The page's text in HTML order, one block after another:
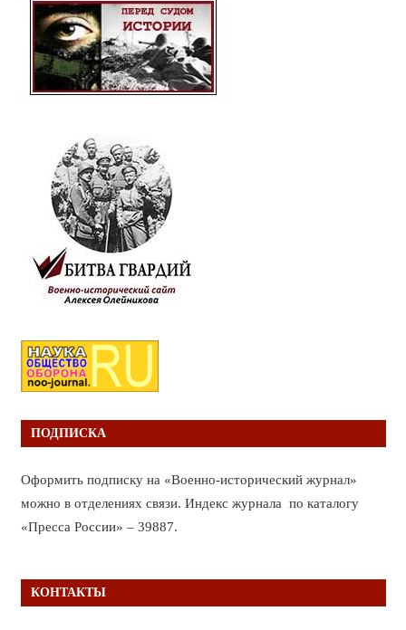
ПОДПИСКА
Оформить подписку на «Военно-исторический журнал»
можно в отделениях связи. Индекс журнала по каталогу
«Пресса России» – 39887.
КОНТАКТЫ